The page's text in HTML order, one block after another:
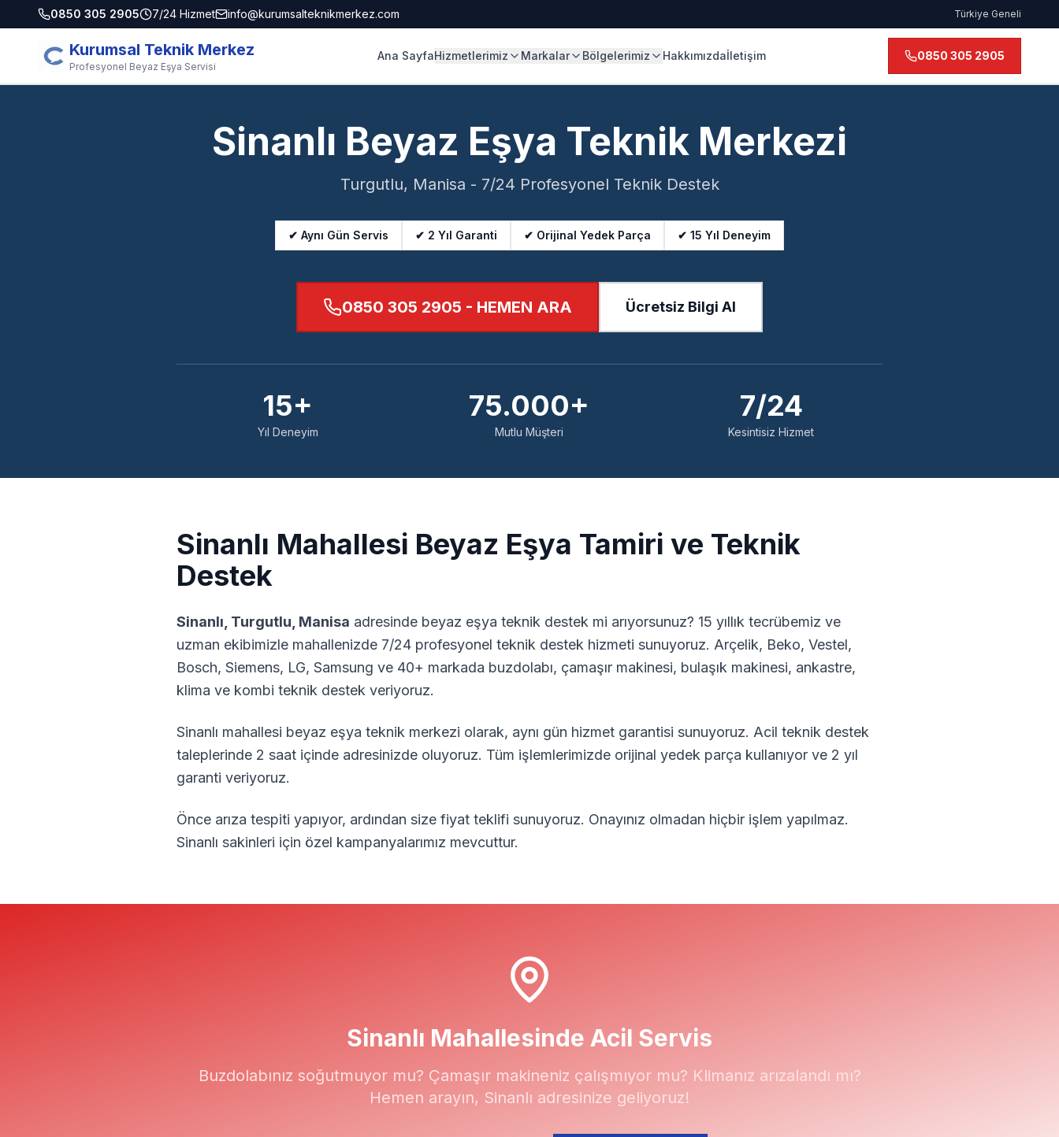
0850 305 2905 7/24 Hizmet info@kurumsalteknikmerkez.com Türkiye Geneli
Kurumsal Teknik Merkez
Profesyonel Beyaz Eşya Servisi
Ana SayfaHizmetlerimiz Markalar Bölgelerimiz Hakkımızdaİletişim 0850 305 2905
Sinanlı Beyaz Eşya Teknik Merkezi
Turgutlu, Manisa - 7/24 Profesyonel Teknik Destek
✔ Aynı Gün Servis ✔ 2 Yıl Garanti ✔ Orijinal Yedek Parça ✔ 15 Yıl Deneyim
0850 305 2905 - HEMEN ARA Ücretsiz Bilgi Al
15+
Yıl Deneyim
75.000+
Mutlu Müşteri
7/24
Kesintisiz Hizmet
Sinanlı Mahallesi Beyaz Eşya Tamiri ve Teknik
Destek
Sinanlı Turgutlu Manisa adresinde beyaz eşya teknik destek mi arıyorsunuz? 15 yıllık tecrübemiz ve
uzman ekibimizle mahallenizde 7/24 profesyonel teknik destek hizmeti sunuyoruz. Arçelik, Beko, Vestel,
Bosch, Siemens, LG, Samsung ve 40+ markada buzdolabı, çamaşır makinesi, bulaşık makinesi, ankastre,
klima ve kombi teknik destek veriyoruz.
Sinanlı mahallesi beyaz eşya teknik merkezi olarak, aynı gün hizmet garantisi sunuyoruz. Acil teknik destek
taleplerinde 2 saat içinde adresinizde oluyoruz. Tüm işlemlerimizde orijinal yedek parça kullanıyor ve 2 yıl
garanti veriyoruz.
Önce arıza tespiti yapıyor, ardından size fiyat teklifi sunuyoruz. Onayınız olmadan hiçbir işlem yapılmaz.
Sinanlı sakinleri için özel kampanyalarımız mevcuttur.
Sinanlı Mahallesinde Acil Servis
Buzdolabınız soğutmuyor mu? Çamaşır makineniz çalışmıyor mu? Klimanız arızalandı mı?
Hemen arayın, Sinanlı adresinize geliyoruz!